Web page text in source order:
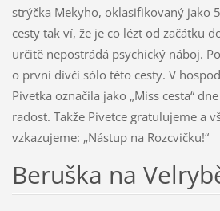
strýčka Mekyho, oklasifikovaný jako
cesty tak ví, že je co lézt od začátku
určitě nepostrádá psychický náboj.
o první dívčí sólo této cesty. V
Pivetka označila jako „Miss cesta“
radost. Takže Pivetce gratulujeme a
vzkazujeme: „Nástup na Rozcvičku!“
Beruška na